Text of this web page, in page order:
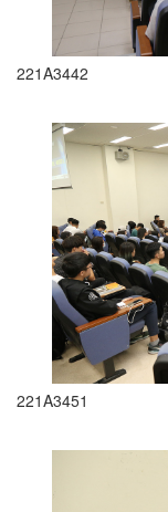
221A3442
221A3451